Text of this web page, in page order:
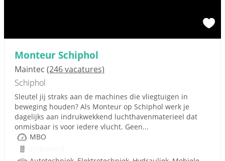
Monteur Schiphol
Maintec (246 vacatures)
Schiphol
Sleutel jij straks aan de machines die vliegtuigen in
beweging houden? Als Monteur op Schiphol werk je
dagelijks aan indrukwekkend luchthavenmaterieel dat
onmisbaar is voor iedere vlucht. Geen...
MBO